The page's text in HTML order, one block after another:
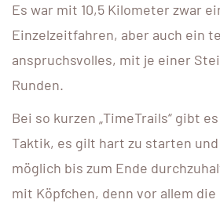
Es war mit 10,5 Kilometer zwar
Einzelzeitfahren, aber auch ein
anspruchsvolles, mit je einer
Runden.
Bei so kurzen „TimeTrails“ gibt
Taktik, es gilt hart zu starten
möglich bis zum Ende
mit Köpfchen, denn vor allem